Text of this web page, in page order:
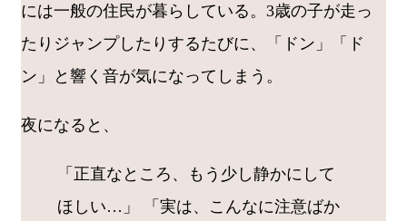
には一般の住民が暮らしている。3歳の子が走っ
たりジャンプしたりするたびに、「ドン」「ド
ン」と響く音が気になってしまう。
夜になると、
「正直なところ、もう少し静かにして
ほしい…」 「実は、こんなに注意ばか